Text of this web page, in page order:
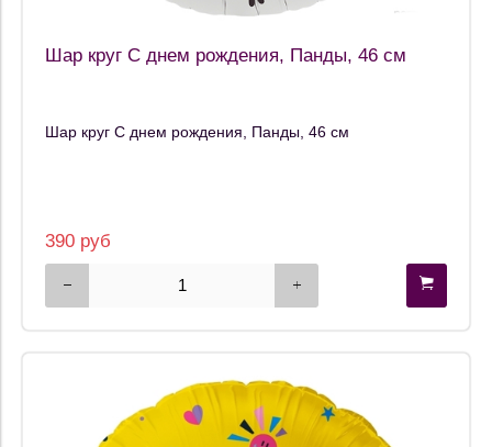
Шар круг С днем рождения, Панды, 46 см
Шар круг С днем рождения, Панды, 46 см
390 руб